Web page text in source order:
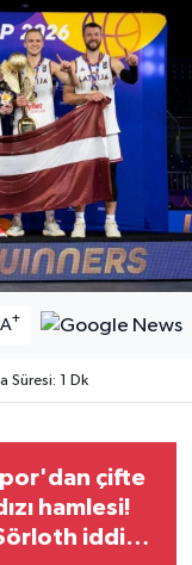
A+
Süresi: 1 Dk
çifte
hamlesi!
iddiası